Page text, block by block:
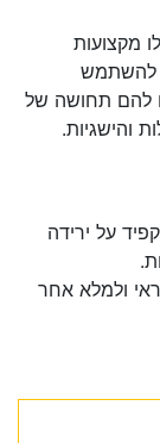
מקצועות
להשתמש
להם תחושה של
והישגיות.
על ירידה
ולמלא אחר